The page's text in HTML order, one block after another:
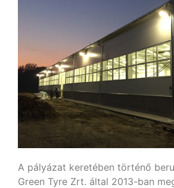
A pályázat keretében történő
Green Tyre Zrt. által 2013-ban